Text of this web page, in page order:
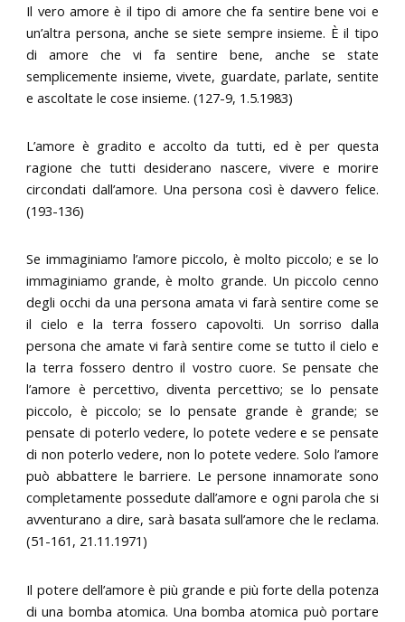
Il vero amore è il tipo di amore che fa sentire bene voi e
un’altra persona, anche se siete sempre insieme. È il tipo
di amore che vi fa sentire bene, anche se state
semplicemente insieme, vivete, guardate, parlate, sentite
e ascoltate le cose insieme. (127-9, 1.5.1983)
L’amore è gradito e accolto da tutti, ed è per questa
ragione che tutti desiderano nascere, vivere e morire
circondati dall’amore. Una persona così è davvero felice.
(193-136)
Se immaginiamo l’amore piccolo, è molto piccolo; e se lo
immaginiamo grande, è molto grande. Un piccolo cenno
degli occhi da una persona amata vi farà sentire come se
il cielo e la terra fossero capovolti. Un sorriso dalla
persona che amate vi farà sentire come se tutto il cielo e
la terra fossero dentro il vostro cuore. Se pensate che
l’amore è percettivo, diventa percettivo; se lo pensate
piccolo, è piccolo; se lo pensate grande è grande; se
pensate di poterlo vedere, lo potete vedere e se pensate
di non poterlo vedere, non lo potete vedere. Solo l’amore
può abbattere le barriere. Le persone innamorate sono
completamente possedute dall’amore e ogni parola che si
avventurano a dire, sarà basata sull’amore che le reclama.
(51-161, 21.11.1971)
Il potere dell’amore è più grande e più forte della potenza
di una bomba atomica. Una bomba atomica può portare